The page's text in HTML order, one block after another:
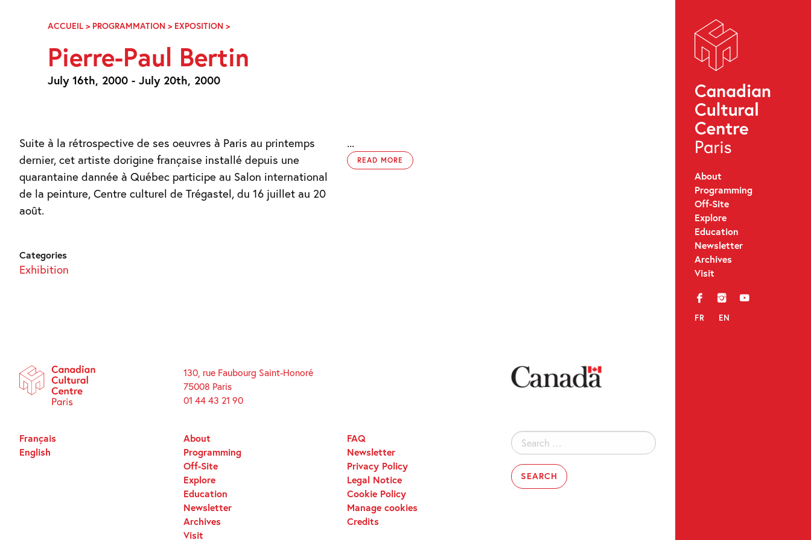
Navigation
About
Programming
Off-Site
Explore
Education
Newsletter
Archives
Visit
f i y
FR EN
ACCUEIL > PROGRAMMATION > EXPOSITION >PIERRE-
BERTIN
Pierre-Paul Bertin
July 16th, 2000 - July 20th, 2000
Suite à la rétrospective de ses oeuvres à Paris au printemps
dernier, cet artiste dorigine française installé depuis une
quarantaine dannée à Québec participe au Salon international
de la peinture, Centre culturel de Trégastel, du 16 juillet au 20
août.
...
READ MORE
Categories
Exhibition
130, rue Faubourg Saint-Honoré
75008 Paris
01 44 43 21 90
Search
for:
About
Programming
Off-Site
Explore
Education
Newsletter
Archives
Visit
FAQ
Newsletter
Privacy Policy
Legal Notice
Cookie Policy
Manage cookies
Credits
Français
English